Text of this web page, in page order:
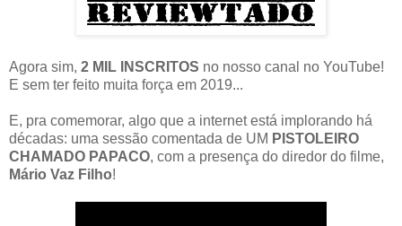
Agora sim, 2 MIL INSCRITOS no nosso canal no YouTube!
E sem ter feito muita força em 2019...
E, pra comemorar, algo que a internet está implorando há
décadas: uma sessão comentada de UM PISTOLEIRO
CHAMADO PAPACO, com a presença do diredor do filme,
Mário Vaz Filho!